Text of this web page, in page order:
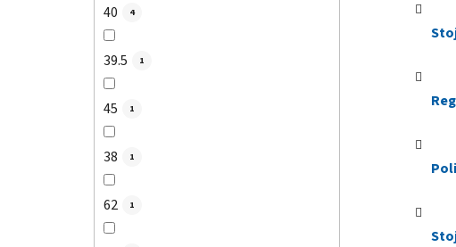
40 4
39.5 1
45 1
38 1
62 1